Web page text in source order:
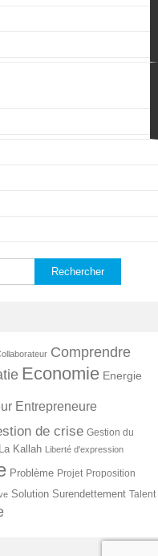
Comprendre
Economie Energie
Entrepreneure
de crise Gestion du
La Kallah Liberté d'expression
Problème Projet Proposition
Solution Surendettement Talent